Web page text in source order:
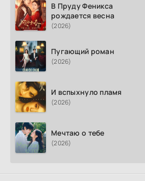
В Пруду Феникса
рождается весна
(2026)
Пугающий роман
(2026)
И вспыхнуло пламя
(2026)
Мечтаю о тебе
(2026)